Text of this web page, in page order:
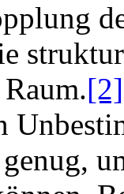
[2]